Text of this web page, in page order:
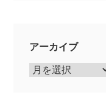
アーカイブ
ア